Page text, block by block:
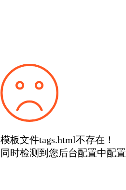
模板文件tags.html不存在！
同时检测到您后台配置中配